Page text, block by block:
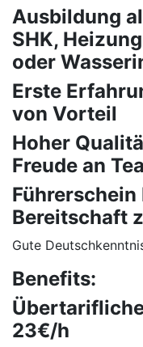
Ausbildung
SHK,
oder
Erste
von Vorteil
Hoher
Freude an
Führerschein
Bereitschaft
Gute
Benefits:
23€/h